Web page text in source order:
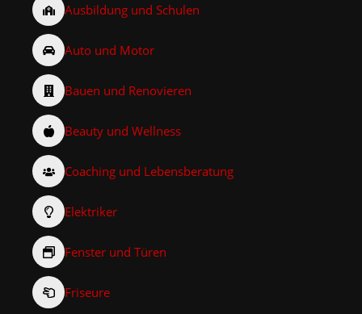
Ausbildung und Schulen
Auto und Motor
Bauen und Renovieren
Beauty und Wellness
Coaching und Lebensberatung
Elektriker
Fenster und Türen
Friseure